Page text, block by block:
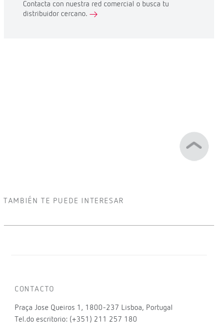
Contacta con nuestra red comercial o busca tu
distribuidor cercano.
TAMBIÉN TE PUEDE INTERESAR
CONTACTO
Praça Jose Queiros 1, 1800-237 Lisboa, Portugal
Tel.do escritorio: (+351) 211 257 180